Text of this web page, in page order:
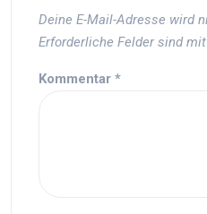
Deine E-Mail-Adresse wird
Erforderliche Felder sind mit
Kommentar *